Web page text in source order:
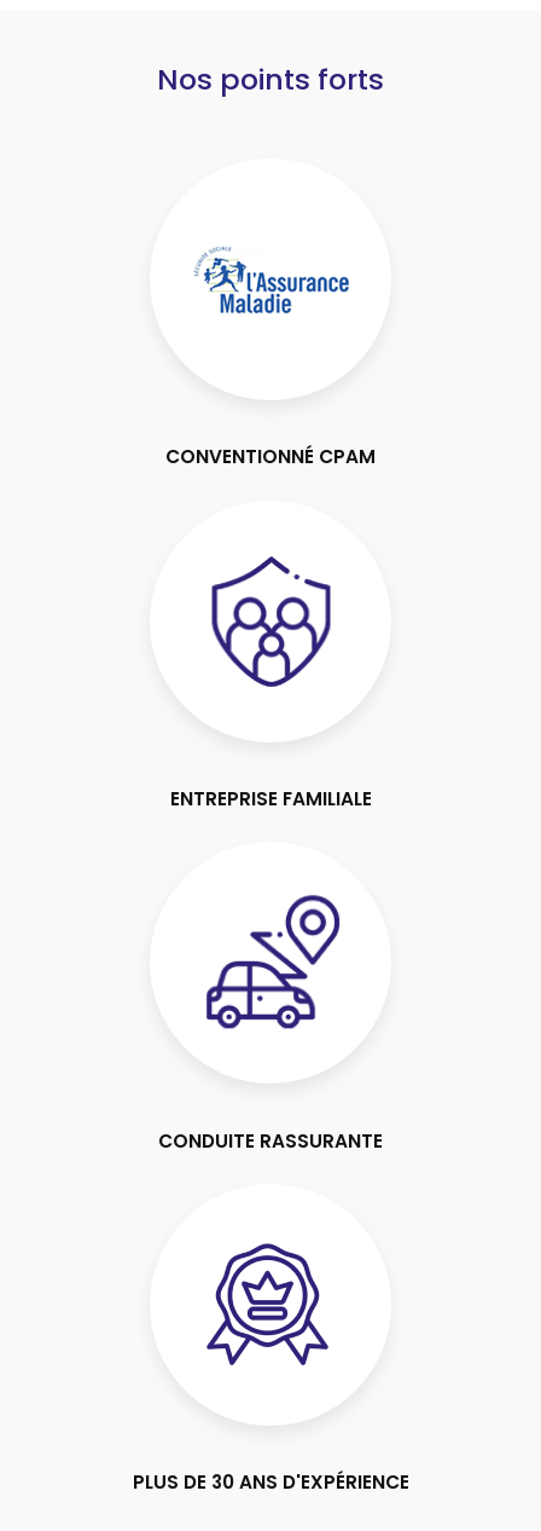
Nos points forts
CONVENTIONNÉ CPAM
ENTREPRISE FAMILIALE
CONDUITE RASSURANTE
PLUS DE 30 ANS D'EXPÉRIENCE